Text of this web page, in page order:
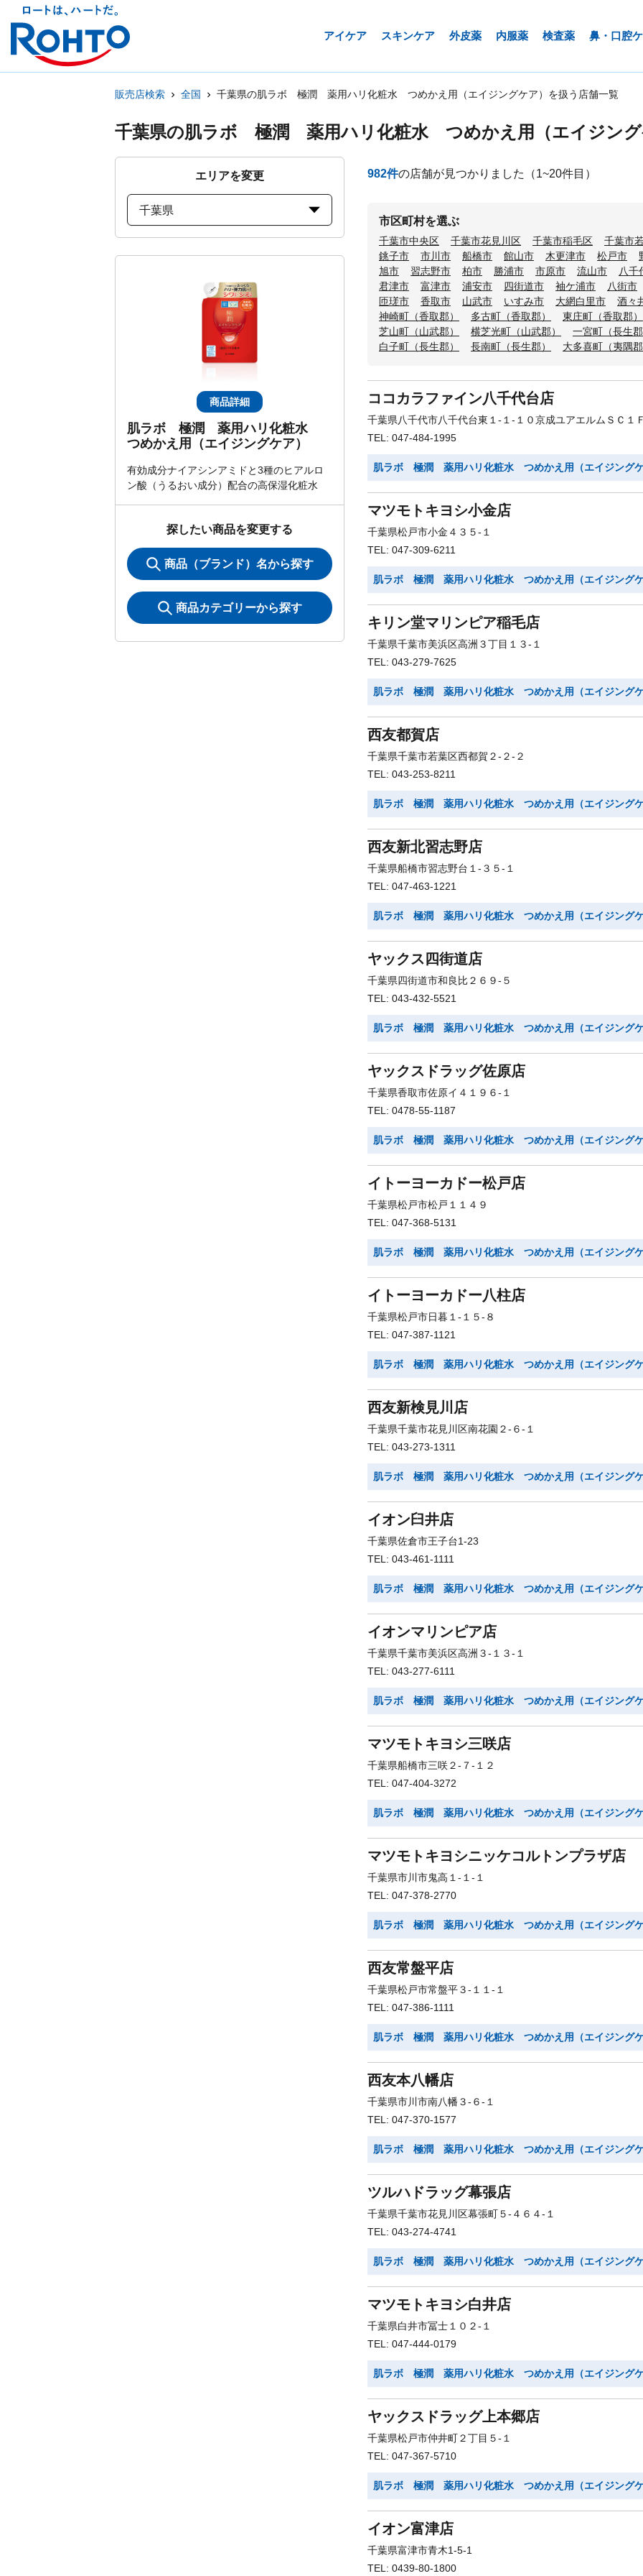
アイケア スキンケア 外皮薬 内服薬 検査薬 鼻・口腔
販売店検索 全国 千葉県の肌ラボ 極潤 薬用ハリ化粧水 つめかえ用（エイジングケア）を扱う店舗一覧
千葉県の肌ラボ 極潤 薬用ハリ化粧水 つめかえ用（エイジング
エリアを変更
千葉県
商品詳細
肌ラボ 極潤 薬用ハリ化粧水
つめかえ用（エイジングケア）
有効成分ナイアシンアミドと3種のヒアルロ
ン酸（うるおい成分）配合の高保湿化粧水
探したい商品を変更する
商品（ブランド）名から探す
商品カテゴリーから探す
982件の店舗が見つかりました （1~20件目）
市区町村を選ぶ
千葉市中央区 千葉市花見川区 千葉市稲毛区 千葉市
銚子市
市川市 船橋市 館山市 木更津市 松戸市
旭市
習志野市 柏市 勝浦市 市原市 流山市 八千
君津市
富津市 浦安市 四街道市 袖ケ浦市 八街市
匝瑳市
香取市 山武市 いすみ市 大網白里市 酒々
神崎町（香取郡）
多古町（香取郡） 東庄町（香取郡）
芝山町（山武郡）
横芝光町（山武郡） 一宮町（長生郡
白子町（長生郡）
長南町（長生郡） 大多喜町（夷隅郡
ココカラファイン八千代台店
千葉県八千代市八千代台東１-１-１０京成ユアエルムＳＣ１Ｆ
TEL: 047-484-1995
肌ラボ 極潤 薬用ハリ化粧水 つめかえ用（エイジングケ
マツモトキヨシ小金店
千葉県松戸市小金４３５-１
TEL: 047-309-6211
肌ラボ 極潤 薬用ハリ化粧水 つめかえ用（エイジングケ
キリン堂マリンピア稲毛店
千葉県千葉市美浜区高洲３丁目１３-１
TEL: 043-279-7625
肌ラボ 極潤 薬用ハリ化粧水 つめかえ用（エイジングケ
西友都賀店
千葉県千葉市若葉区西都賀２-２-２
TEL: 043-253-8211
肌ラボ 極潤 薬用ハリ化粧水 つめかえ用（エイジングケ
西友新北習志野店
千葉県船橋市習志野台１-３５-１
TEL: 047-463-1221
肌ラボ 極潤 薬用ハリ化粧水 つめかえ用（エイジングケ
ヤックス四街道店
千葉県四街道市和良比２６９-５
TEL: 043-432-5521
肌ラボ 極潤 薬用ハリ化粧水 つめかえ用（エイジングケ
ヤックスドラッグ佐原店
千葉県香取市佐原イ４１９６-１
TEL: 0478-55-1187
肌ラボ 極潤 薬用ハリ化粧水 つめかえ用（エイジングケ
イトーヨーカドー松戸店
千葉県松戸市松戸１１４９
TEL: 047-368-5131
肌ラボ 極潤 薬用ハリ化粧水 つめかえ用（エイジングケ
イトーヨーカドー八柱店
千葉県松戸市日暮１-１５-８
TEL: 047-387-1121
肌ラボ 極潤 薬用ハリ化粧水 つめかえ用（エイジングケ
西友新検見川店
千葉県千葉市花見川区南花園２-６-１
TEL: 043-273-1311
肌ラボ 極潤 薬用ハリ化粧水 つめかえ用（エイジングケ
イオン臼井店
千葉県佐倉市王子台1-23
TEL: 043-461-1111
肌ラボ 極潤 薬用ハリ化粧水 つめかえ用（エイジングケ
イオンマリンピア店
千葉県千葉市美浜区高洲３-１３-１
TEL: 043-277-6111
肌ラボ 極潤 薬用ハリ化粧水 つめかえ用（エイジングケ
マツモトキヨシ三咲店
千葉県船橋市三咲２-７-１２
TEL: 047-404-3272
肌ラボ 極潤 薬用ハリ化粧水 つめかえ用（エイジングケ
マツモトキヨシニッケコルトンプラザ店
千葉県市川市鬼高１-１-１
TEL: 047-378-2770
肌ラボ 極潤 薬用ハリ化粧水 つめかえ用（エイジングケ
西友常盤平店
千葉県松戸市常盤平３-１１-１
TEL: 047-386-1111
肌ラボ 極潤 薬用ハリ化粧水 つめかえ用（エイジングケ
西友本八幡店
千葉県市川市南八幡３-６-１
TEL: 047-370-1577
肌ラボ 極潤 薬用ハリ化粧水 つめかえ用（エイジングケ
ツルハドラッグ幕張店
千葉県千葉市花見川区幕張町５-４６４-１
TEL: 043-274-4741
肌ラボ 極潤 薬用ハリ化粧水 つめかえ用（エイジングケ
マツモトキヨシ白井店
千葉県白井市冨士１０２-１
TEL: 047-444-0179
肌ラボ 極潤 薬用ハリ化粧水 つめかえ用（エイジングケ
ヤックスドラッグ上本郷店
千葉県松戸市仲井町２丁目５-１
TEL: 047-367-5710
肌ラボ 極潤 薬用ハリ化粧水 つめかえ用（エイジングケ
イオン富津店
千葉県富津市青木1-5-1
TEL: 0439-80-1800